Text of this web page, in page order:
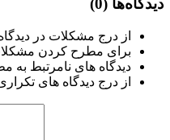
دیدگاه‌ها (0)
از درج مشکلات در
برای مطرح کردن
دیدگاه های نامرتبط به
از درج دیدگاه های